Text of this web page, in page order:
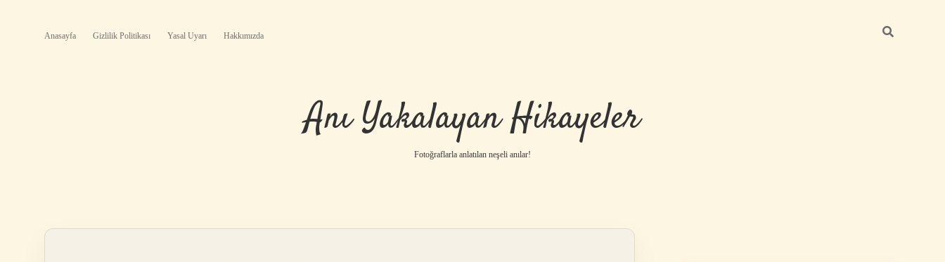
Anasayfa Gizlilik Politikası Yasal Uyarı Hakkımızda
Anı Yakalayan Hikayeler
Fotoğraflarla anlatılan neşeli anılar!